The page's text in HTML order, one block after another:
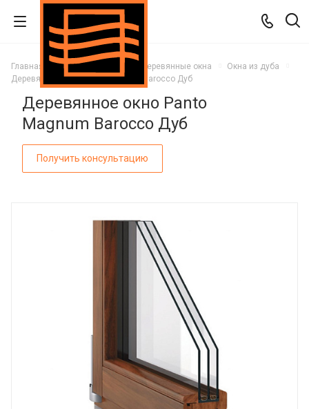
Главная Каталог Деревянные окна
Окна из дуба
Деревянное окно Panto Magnum Barocco Дуб
Деревянное окно Panto
Magnum Barocco Дуб
Получить консультацию